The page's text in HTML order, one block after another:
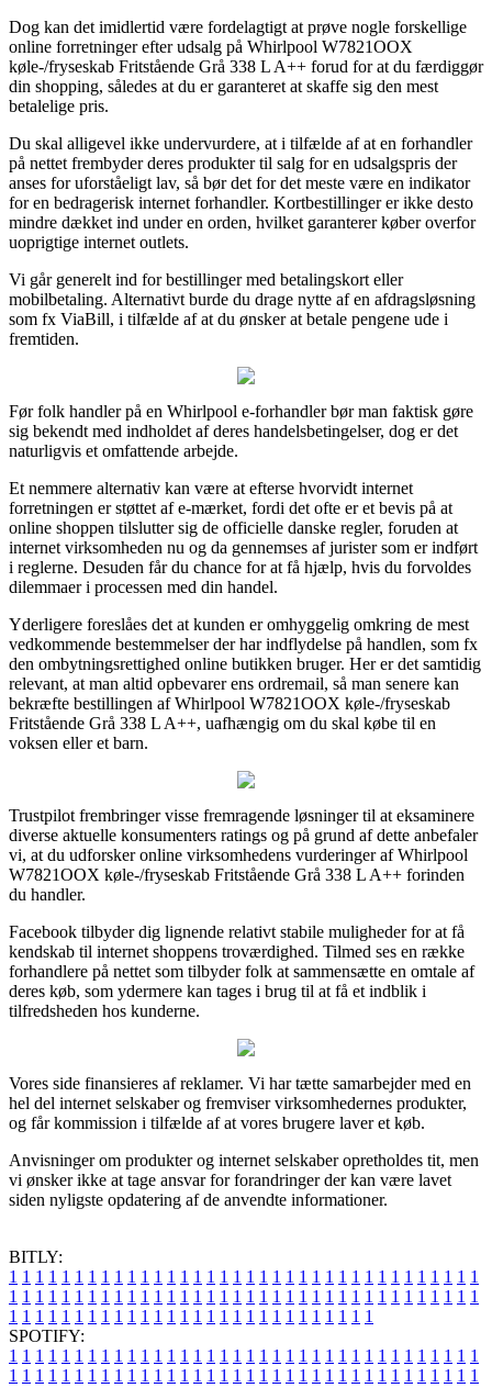
Dog kan det imidlertid være fordelagtigt at prøve nogle forskellige
online forretninger efter udsalg på Whirlpool W7821OOX
køle-/fryseskab Fritstående Grå 338 L A++ forud for at du færdiggør
din shopping, således at du er garanteret at skaffe sig den mest
betalelige pris.
Du skal alligevel ikke undervurdere, at i tilfælde af at en forhandler
på nettet frembyder deres produkter til salg for en udsalgspris der
anses for uforståeligt lav, så bør det for det meste være en indikator
for en bedragerisk internet forhandler. Kortbestillinger er ikke desto
mindre dækket ind under en orden, hvilket garanterer køber overfor
uoprigtige internet outlets.
Vi går generelt ind for bestillinger med betalingskort eller
mobilbetaling. Alternativt burde du drage nytte af en afdragsløsning
som fx ViaBill, i tilfælde af at du ønsker at betale pengene ude i
fremtiden.
Før folk handler på en Whirlpool e-forhandler bør man faktisk gøre
sig bekendt med indholdet af deres handelsbetingelser, dog er det
naturligvis et omfattende arbejde.
Et nemmere alternativ kan være at efterse hvorvidt internet
forretningen er støttet af e-mærket, fordi det ofte er et bevis på at
online shoppen tilslutter sig de officielle danske regler, foruden at
internet virksomheden nu og da gennemses af jurister som er indført
i reglerne. Desuden får du chance for at få hjælp, hvis du forvoldes
dilemmaer i processen med din handel.
Yderligere foreslåes det at kunden er omhyggelig omkring de mest
vedkommende bestemmelser der har indflydelse på handlen, som fx
den ombytningsrettighed online butikken bruger. Her er det samtidig
relevant, at man altid opbevarer ens ordremail, så man senere kan
bekræfte bestillingen af Whirlpool W7821OOX køle-/fryseskab
Fritstående Grå 338 L A++, uafhængig om du skal købe til en
voksen eller et barn.
Trustpilot frembringer visse fremragende løsninger til at eksaminere
diverse aktuelle konsumenters ratings og på grund af dette anbefaler
vi, at du udforsker online virksomhedens vurderinger af Whirlpool
W7821OOX køle-/fryseskab Fritstående Grå 338 L A++ forinden
du handler.
Facebook tilbyder dig lignende relativt stabile muligheder for at få
kendskab til internet shoppens troværdighed. Tilmed ses en række
forhandlere på nettet som tilbyder folk at sammensætte en omtale af
deres køb, som ydermere kan tages i brug til at få et indblik i
tilfredsheden hos kunderne.
Vores side finansieres af reklamer. Vi har tætte samarbejder med en
hel del internet selskaber og fremviser virksomhedernes produkter,
og får kommission i tilfælde af at vores brugere laver et køb.
Anvisninger om produkter og internet selskaber opretholdes tit, men
vi ønsker ikke at tage ansvar for forandringer der kan være lavet
siden nyligste opdatering af de anvendte informationer.
BITLY:
1 1 1 1 1 1 1 1 1 1 1 1 1 1 1 1 1 1 1 1 1 1 1 1 1 1 1 1 1 1 1 1 1 1 1 1
1 1 1 1 1 1 1 1 1 1 1 1 1 1 1 1 1 1 1 1 1 1 1 1 1 1 1 1 1 1 1 1 1 1 1 1
1 1 1 1 1 1 1 1 1 1 1 1 1 1 1 1 1 1 1 1 1 1 1 1 1 1 1 1
SPOTIFY:
1 1 1 1 1 1 1 1 1 1 1 1 1 1 1 1 1 1 1 1 1 1 1 1 1 1 1 1 1 1 1 1 1 1 1 1
1 1 1 1 1 1 1 1 1 1 1 1 1 1 1 1 1 1 1 1 1 1 1 1 1 1 1 1 1 1 1 1 1 1 1 1